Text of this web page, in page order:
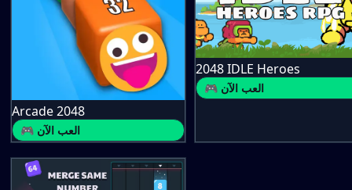
Arcade 2048
🎮 العب الآن
2048 IDLE Heroes
🎮 العب الآن